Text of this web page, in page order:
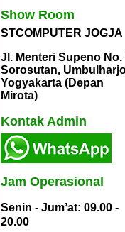
Show Room
STCOMPUTER JOGJA
Jl. Menteri Supeno No.
Sorosutan,
Yogyakarta (Depan
Mirota)
Kontak Admin
Jam Operasional
Senin - Jum’at: 09.00 -
20.00